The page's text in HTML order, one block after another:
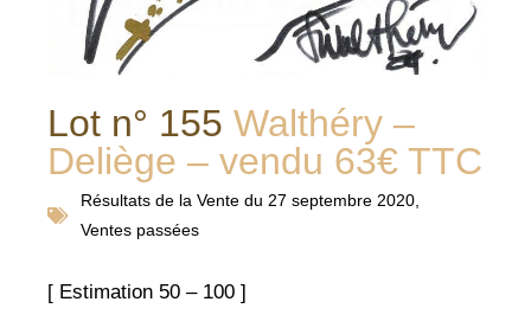
Lot n° 155 Walthéry –
Deliège – vendu 63€ TTC
Résultats de la Vente du 27 septembre 2020,
Ventes passées
[ Estimation 50 – 100 ]